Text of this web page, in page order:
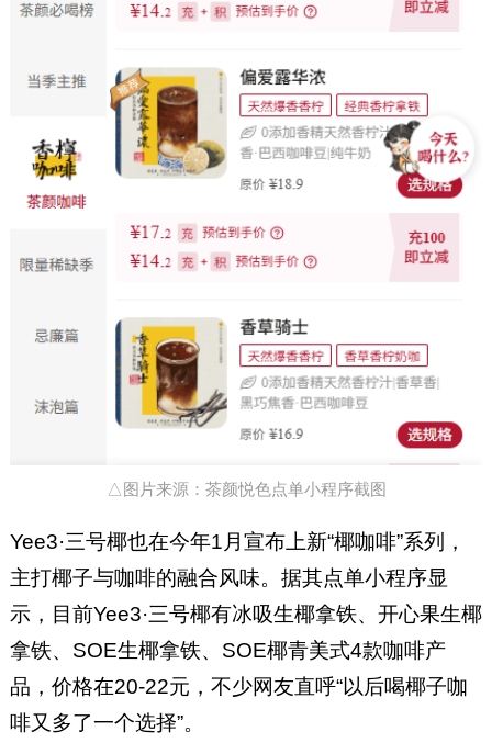
△图片来源：茶颜悦色点单小程序截图
Yee3·三号椰也在今年1月宣布上新“椰咖啡”系列，
主打椰子与咖啡的融合风味。据其点单小程序显
示，目前Yee3·三号椰有冰吸生椰拿铁、开心果生椰
拿铁、SOE生椰拿铁、SOE椰青美式4款咖啡产
品，价格在20-22元，不少网友直呼“以后喝椰子咖
啡又多了一个选择”。